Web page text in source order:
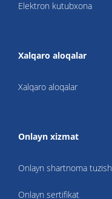
Elektron kutubxona
Xalqaro aloqalar
Xalqaro aloqalar
Onlayn xizmat
Onlayn shartnoma tuzish
Onlayn sertifikat